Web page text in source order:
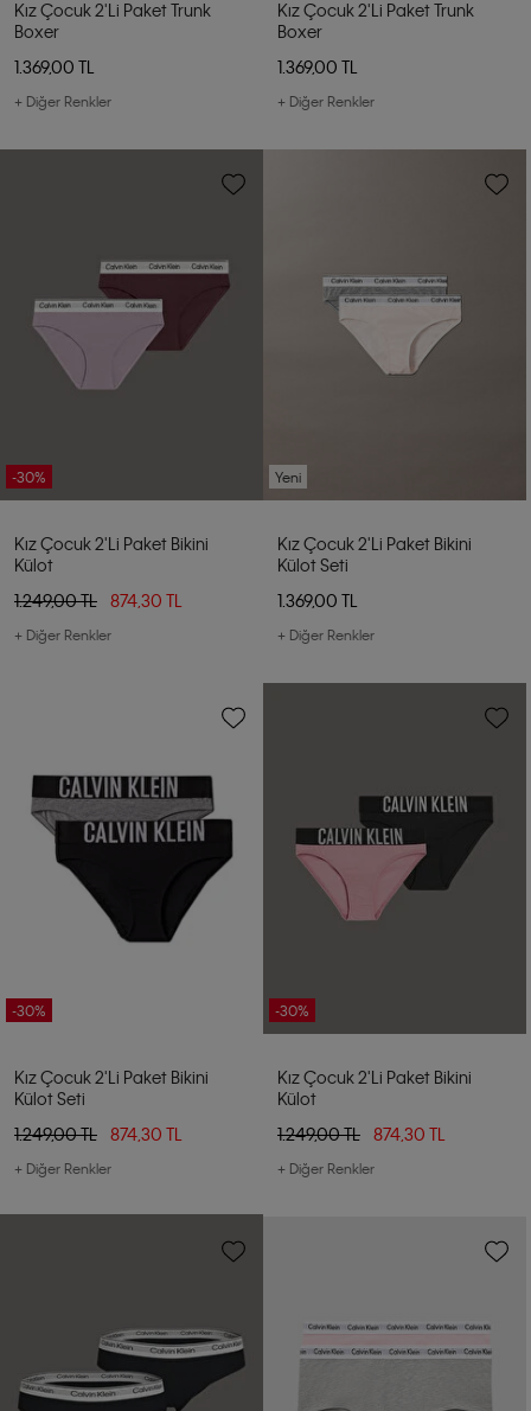
Kız Çocuk 2'li Paket Trunk
Boxer
1.369,00 TL
+ Diğer Renkler
Kız Çocuk 2'li Paket Trunk
Boxer
1.369,00 TL
+ Diğer Renkler
-30%
Kız Çocuk 2'li Paket Bikini
Külot
1.249,00 TL
874,30 TL
+ Diğer Renkler
Yeni
Kız Çocuk 2'li Paket Bikini
Külot Seti
1.369,00 TL
+ Diğer Renkler
-30%
Kız Çocuk 2'li Paket Bikini
Külot Seti
1.249,00 TL
874,30 TL
+ Diğer Renkler
-30%
Kız Çocuk 2'li Paket Bikini
Külot
1.249,00 TL
874,30 TL
+ Diğer Renkler